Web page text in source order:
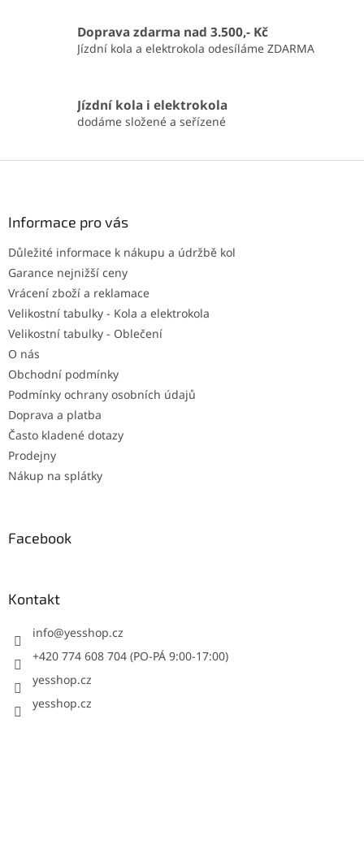
Doprava zdarma nad 3.500,- Kč
Jízdní kola a elektrokola odesíláme ZDARMA
Jízdní kola i elektrokola
dodáme složené a seřízené
Informace pro vás
Důležité informace k nákupu a údržbě kol
Garance nejnižší ceny
Vrácení zboží a reklamace
Velikostní tabulky - Kola a elektrokola
Velikostní tabulky - Oblečení
O nás
Obchodní podmínky
Podmínky ochrany osobních údajů
Doprava a platba
Často kladené dotazy
Prodejny
Nákup na splátky
Facebook
Kontakt
info@yesshop.cz
+420 774 608 704 (PO-PÁ 9:00-17:00)
yesshop.cz
yesshop.cz